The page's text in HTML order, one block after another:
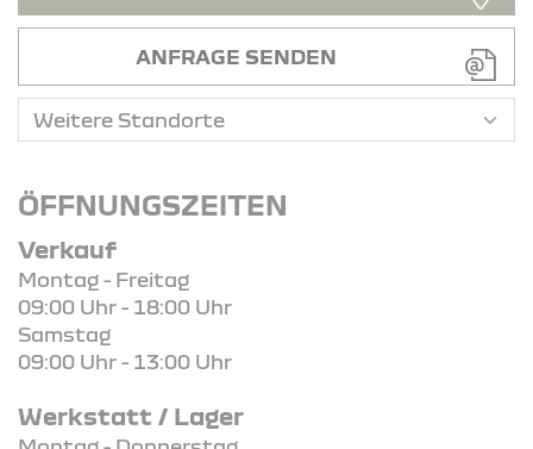
ANFRAGE SENDEN
ÖFFNUNGSZEITEN
Verkauf
Montag - Freitag
09:00 Uhr - 18:00 Uhr
Samstag
09:00 Uhr - 13:00 Uhr
Werkstatt / Lager